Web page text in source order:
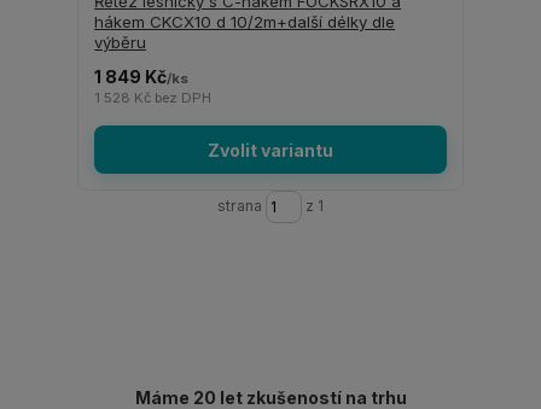
hákem CKCX10 d 10/2m+další délky dle
výběru
1 849 Kč/ks
1 528 Kč bez DPH
Zvolit variantu
strana z 1
Máme 20 let zkušeností na trhu